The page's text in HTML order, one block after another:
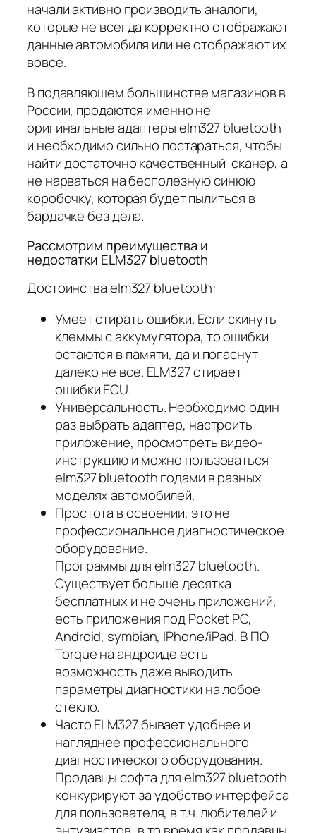
начали активно производить аналоги,
которые не всегда корректно отображают
данные автомобиля или не отображают их
вовсе.
В подавляющем большинстве магазинов в
России, продаются именно не
оригинальные адаптеры elm327 bluetooth
и необходимо сильно постараться, чтобы
найти достаточно качественный сканер, а
не нарваться на бесполезную синюю
коробочку, которая будет пылиться в
бардачке без дела.
Рассмотрим преимущества и
недостатки ELM327 bluetooth
Достоинства elm327 bluetooth:
Умеет стирать ошибки. Если скинуть
клеммы с аккумулятора, то ошибки
остаются в памяти, да и погаснут
далеко не все. ELM327 стирает
ошибки ECU.
Универсальность. Необходимо один
раз выбрать адаптер, настроить
приложение, просмотреть видео-
инструкцию и можно пользоваться
elm327 bluetooth годами в разных
моделях автомобилей.
Простота в освоении, это не
профессиональное диагностическое
оборудование.
Программы для elm327 bluetooth.
Существует больше десятка
бесплатных и не очень приложений,
есть приложения под Pocket PC,
Android, symbian, IPhone/iPad. В ПО
Torque на андроиде есть
возможность даже выводить
параметры диагностики на лобое
стекло.
Часто ELM327 бывает удобнее и
нагляднее профессионального
диагностического оборудования.
Продавцы софта для elm327 bluetooth
конкурируют за удобство интерфейса
для пользователя, в т.ч. любителей и